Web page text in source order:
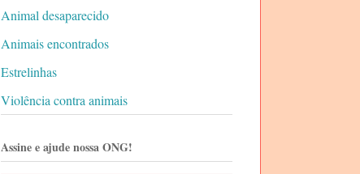
Animal desaparecido
Animais encontrados
Estrelinhas
Violência contra animais
Assine e ajude nossa ONG!